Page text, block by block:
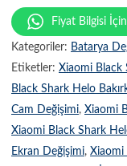
Fiyat Bilgisi İçin
Kategoriler: Batarya
Etiketler: Xiaomi Black
Black Shark Helo
Cam Değişimi, Xiaomi
Xiaomi Black Shark
Ekran Değişimi, Xiaomi